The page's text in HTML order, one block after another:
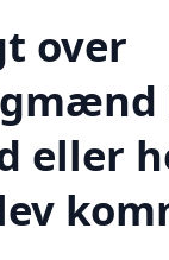
over
eller